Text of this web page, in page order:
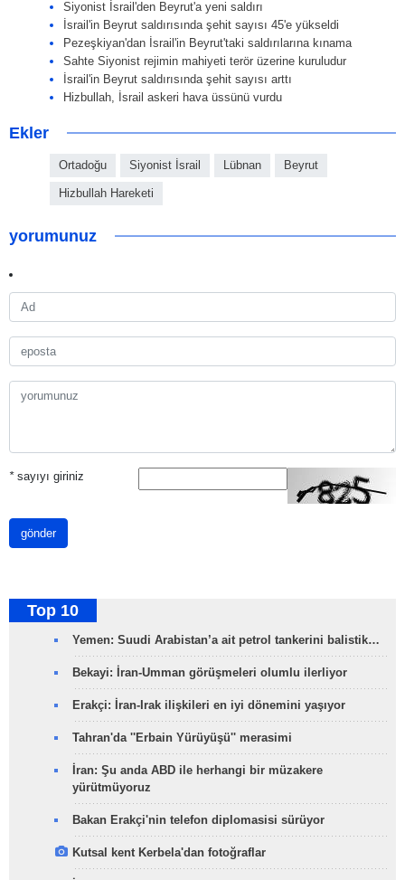
Siyonist İsrail'den Beyrut'a yeni saldırı
İsrail'in Beyrut saldırısında şehit sayısı 45'e yükseldi
Pezeşkiyan'dan İsrail'in Beyrut'taki saldırılarına kınama
Sahte Siyonist rejimin mahiyeti terör üzerine kuruludur
İsrail'in Beyrut saldırısında şehit sayısı arttı
Hizbullah, İsrail askeri hava üssünü vurdu
Ekler
Ortadoğu Siyonist İsrail Lübnan Beyrut
Hizbullah Hareketi
yorumunuz
*sayıyı giriniz
gönder
Top 10
Yemen: Suudi Arabistan’a ait petrol tankerini balistik…
Bekayi: İran-Umman görüşmeleri olumlu ilerliyor
Erakçi: İran-Irak ilişkileri en iyi dönemini yaşıyor
Tahran'da ''Erbain Yürüyüşü'' merasimi
İran: Şu anda ABD ile herhangi bir müzakere
yürütmüyoruz
Bakan Erakçi'nin telefon diplomasisi sürüyor
Kutsal kent Kerbela'dan fotoğraflar